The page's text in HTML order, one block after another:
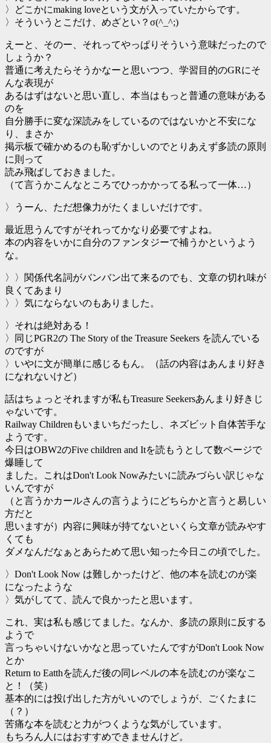
〉どこかにmaking loveという文が入っていたからです。
〉そういうとこだけ、めざとい？σ(^_^;)
えーと、そのー、それってやっぱりそういう意味だったので
しょうか？
普通に考えたらそうかなーと思いつつ、学習目的のGRにそ
んな表現が
あるはずはないと思い直し、本当はもっと普通の意味がある
のを
自分勝手に変な深読みをしているのではないかと不安にな
り、まさか
掲示板で確かめるのも恥ずかしいのでとりあえず多読の原則
に則って
読み飛ばしておきました。
（て言うかこんなところでひっかかってる私って一体…）
〉うーん、ただ想像力がたくましいだけです。
最近思うんですがそれってかなり必要ですよね。
本の内容をいかに自分のファンタジーで補うかというよう
な。
〉〉関係代名詞がバンバン出て来るのでも、文章の切れ味が
良くてあまり
〉〉気にならないのもありました。
〉それは絶対ある！
〉同じPGR2の The Story of the Treasure Seekers を読んでいる
のですが
〉いやに文が簡単に感じるもん。（話の内容はあんまり好き
になれないけど）
話はちょっとそれますが私もTreasure Seekersあんまり好きじ
ゃないです。
Railway Childrenもいまいちだったし、ネズビット自体苦手な
ようです。
今日はOBW2のFive children and Itを読もうとして数ページで
爆睡して
ました。これはDon't Look Nowみたいに読みづらい訳じゃな
いんですが
（と言うかカールさんの言うようにどちらかと言うと易しい
方だと
思いますが）内容に興味が持てないといくら文章が読みやす
くても
ダメなんだなぁとあらためて思い知った今日この頃でした。
〉Don't Look Now は難しかったけど、他の本を読むのが楽
になったような
〉気がしてて、読んで良かったと思います。
これ、実は私も感じてました。なんか、多読の原則に反する
ようで
言っちゃいけないかなと思っていたんですがDon't Look Now
とか
Return to Eatthを読んだ後の同レベルの本を読むのが楽なこ
と！（笑）
基本的には投げ出した方がいいのでしょうが、ごくたまに
（？）
苦痛な本を読むと力がつくような気がしています。
もちろん人にはおすすめできませんけど。